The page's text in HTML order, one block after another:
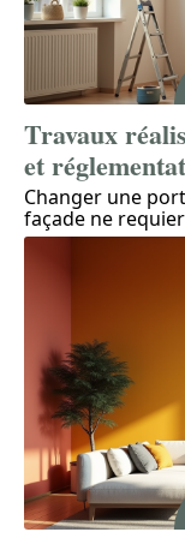
Travaux
et
Changer une
façade ne